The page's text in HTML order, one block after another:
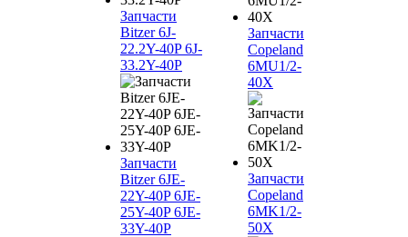
Запчасти
Bitzer 6J-
22.2Y-40P 6J-
33.2Y-40P
Запчасти
Bitzer 6JE-
22Y-40P 6JE-
25Y-40P 6JE-
33Y-40P
Запчасти
Copeland
6MU1/2-
40X
Запчасти
Copeland
6MK1/2-
50X